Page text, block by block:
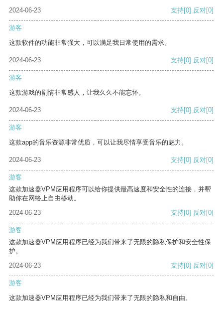
2024-06-23 支持[0] 反对[0]
游客
这款软件的功能非常强大，可以满足我日常使用的需求。
2024-06-23 支持[0] 反对[0]
游客
这款游戏的剧情非常感人，让我久久不能忘怀。
2024-06-23 支持[0] 反对[0]
游客
这款app的音乐资源非常优质，可以让我尽情享受音乐的魅力。
2024-06-23 支持[0] 反对[0]
游客
这款加速器VPM应用程序可以给你提供最高速度和安全性的连接，并帮
助你在网络上自由移动。
2024-06-23
支持[0] 反对[0]
游客
这款加速器VPM应用程序已经为我们带来了无限的隐私保护和安全性保
护。
2024-06-23
支持[0] 反对[0]
游客
这款加速器VPM应用程序已经为我们带来了无限的隐私和自由。